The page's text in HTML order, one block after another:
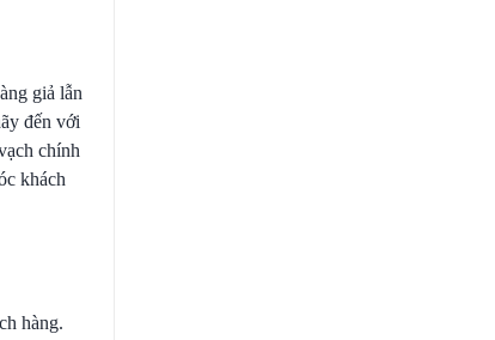
giả lẫn
đến với
chính
khách
hàng.